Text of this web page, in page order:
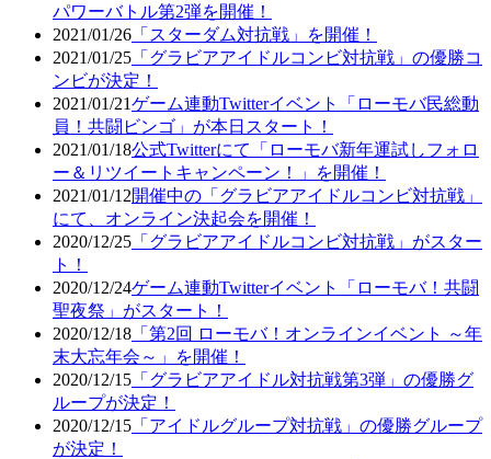
パワーバトル第2弾を開催！
2021/01/26 「スターダム対抗戦」を開催！
2021/01/25 「グラビアアイドルコンビ対抗戦」の優勝コ
ンビが決定！
2021/01/21ゲーム連動Twitterイベント「ローモバ民総動
員！共闘ビンゴ」が本日スタート！
2021/01/18公式Twitterにて「ローモバ新年運試しフォロ
ー＆リツイートキャンペーン！」を開催！
2021/01/12開催中の「グラビアアイドルコンビ対抗戦」
にて、オンライン決起会を開催！
2020/12/25 「グラビアアイドルコンビ対抗戦」がスター
ト！
2020/12/24ゲーム連動Twitterイベント「ローモバ！共闘
聖夜祭」がスタート！
2020/12/18 「第2回 ローモバ！オンラインイベント ～年
末大忘年会～」を開催！
2020/12/15 「グラビアアイドル対抗戦第3弾」の優勝グ
ループが決定！
2020/12/15 「アイドルグループ対抗戦」の優勝グループ
が決定！